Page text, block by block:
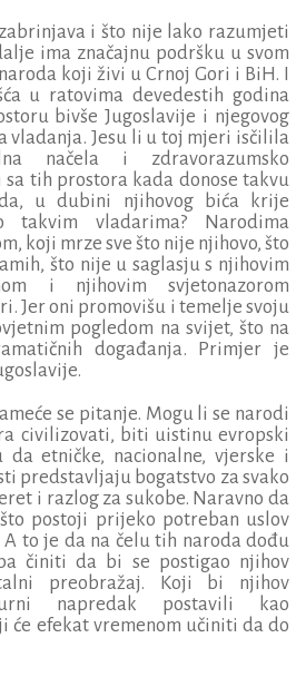
i što nije lako razumjeti
ima značajnu podršku u svom
koji živi u Crnoj Gori i BiH. I
u ratovima devedestih godina
bivše Jugoslavije i njegovog
vladanja. Jesu li u toj mjeri isčilila
načela i zdravorazumsko
tih prostora kada donose takvu
u dubini njihovog bića krije
takvim vladarima? Narodima
koji mrze sve što nije njihovo, što
što nije u saglasju s njihovim
i njihovim svjetonazorom
Jer oni promovišu i temelje svoju
pogledom na svijet, što na
događanja. Primjer je
se pitanje. Mogu li se narodi
civilizovati, biti uistinu evropski
etničke, nacionalne, vjerske i
predstavljaju bogatstvo za svako
i razlog za sukobe. Naravno da
postoji prijeko potreban uslov
to je da na čelu tih naroda dođu
činiti da bi se postigao njihov
preobražaj. Koji bi njihov
napredak postavili kao
će efekat vremenom učiniti da do